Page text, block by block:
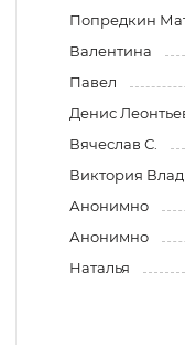
Попредкин
Валентина
Павел
Денис
Вячеслав С.
Виктория
Анонимно
Анонимно
Наталья